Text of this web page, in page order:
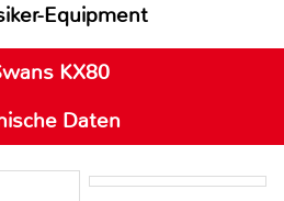
Equipment
KX80
Daten